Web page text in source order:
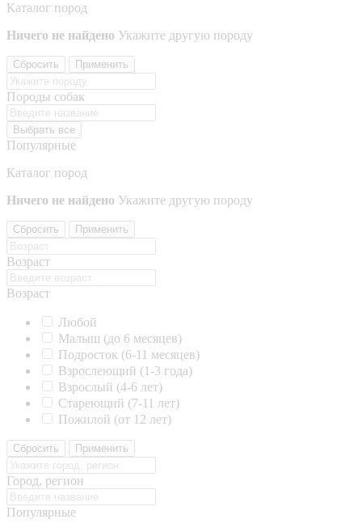
Каталог пород
Ничего не найдено Укажите другую породу
Сбросить Применить
Породы собак
Выбрать все
Популярные
Каталог пород
Ничего не найдено Укажите другую породу
Сбросить Применить
Возраст
Возраст
Любой
Малыш (до 6 месяцев)
Подросток (6-11 месяцев)
Взрослеющий (1-3 года)
Взрослый (4-6 лет)
Стареющий (7-11 лет)
Пожилой (от 12 лет)
Сбросить Применить
Город, регион
Популярные